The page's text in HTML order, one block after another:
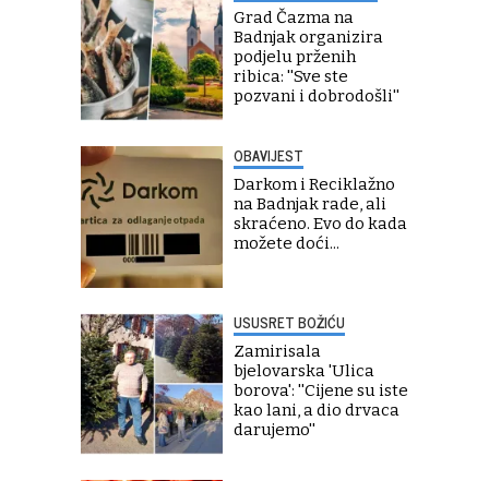
Grad Čazma na
Badnjak organizira
podjelu prženih
ribica: ''Sve ste
pozvani i dobrodošli''
OBAVIJEST
Darkom i Reciklažno
na Badnjak rade, ali
skraćeno. Evo do kada
možete doći...
USUSRET BOŽIĆU
Zamirisala
bjelovarska 'Ulica
borova': ''Cijene su iste
kao lani, a dio drvaca
darujemo''